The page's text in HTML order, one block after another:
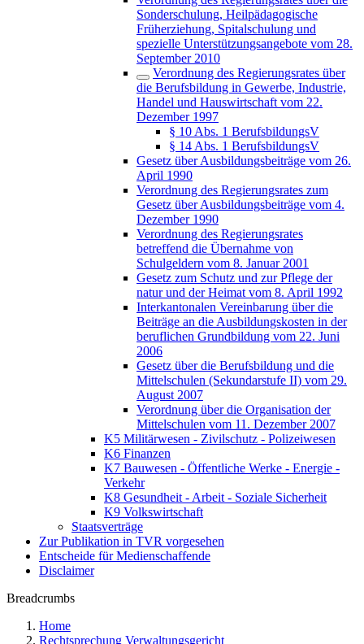
Sonderschulung, Heilpädagogische
Früherziehung, Spitalschulung und
spezielle Unterstützungsangebote vom 28.
September 2010
Verordnung des Regierungsrates über
die Berufsbildung in Gewerbe, Industrie,
Handel und Hauswirtschaft vom 22.
Dezember 1997
§ 10 Abs. 1 BerufsbildungsV
§ 14 Abs. 1 BerufsbildungsV
Gesetz über Ausbildungsbeiträge vom 26.
April 1990
Verordnung des Regierungsrates zum
Gesetz über Ausbildungsbeiträge vom 4.
Dezember 1990
Verordnung des Regierungsrates
betreffend die Übernahme von
Schulgeldern vom 8. Januar 2001
Gesetz zum Schutz und zur Pflege der
natur und der Heimat vom 8. April 1992
Interkantonalen Vereinbarung über die
Beiträge an die Ausbildungskosten in der
beruflichen Grundbildung vom 22. Juni
2006
Gesetz über die Berufsbildung und die
Mittelschulen (Sekundarstufe II) vom 29.
August 2007
Verordnung über die Organisation der
Mittelschulen vom 11. Dezember 2007
K5 Militärwesen - Zivilschutz - Polizeiwesen
K6 Finanzen
K7 Bauwesen - Öffentliche Werke - Energie -
Verkehr
K8 Gesundheit - Arbeit - Soziale Sicherheit
K9 Volkswirtschaft
Staatsverträge
Zur Publikation in TVR vorgesehen
Entscheide für Medienschaffende
Disclaimer
Breadcrumbs
Home
Rechtsprechung Verwaltungsgericht